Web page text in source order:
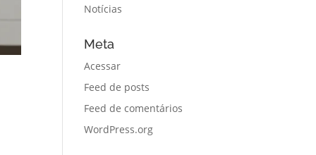
Notícias
Meta
Acessar
Feed de posts
Feed de comentários
WordPress.org